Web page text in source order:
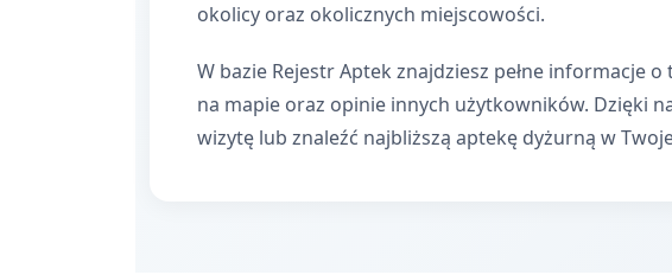
okolicy oraz okolicznych miejscowości.
W bazie Rejestr Aptek znajdziesz pełne informacje
na mapie oraz opinie innych użytkowników. Dzięki
wizytę lub znaleźć najbliższą aptekę dyżurną w